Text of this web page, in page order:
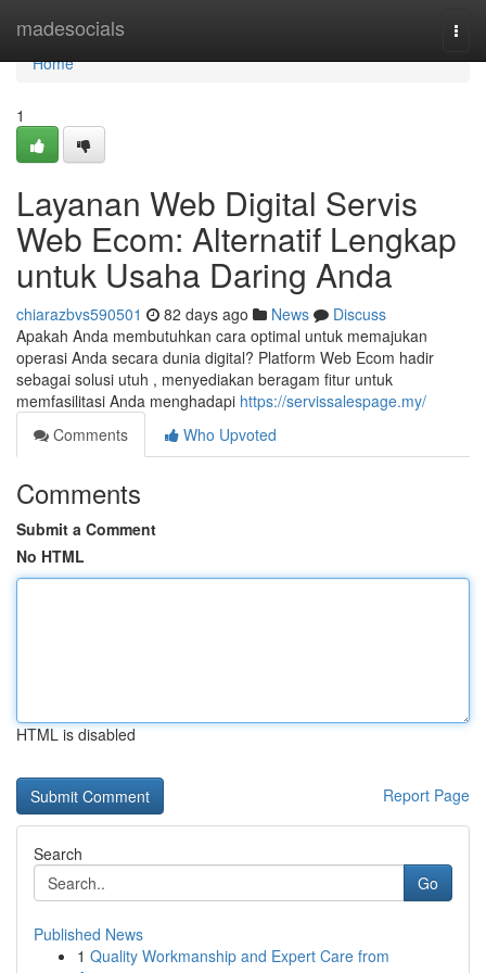
madesocials
Home
Home
1
Layanan Web Digital Servis
Web Ecom: Alternatif Lengkap
untuk Usaha Daring Anda
chiarazbvs590501 82 days ago News
Discuss
Apakah Anda membutuhkan cara optimal untuk memajukan
operasi Anda secara dunia digital? Platform Web Ecom hadir
sebagai solusi utuh , menyediakan beragam fitur untuk
memfasilitasi Anda menghadapi https://servissalespage.my/
Comments
Who Upvoted
Comments
Submit a Comment
No HTML
HTML is disabled
Report Page
Search
Go
Published News
1 Quality Workmanship and Expert Care from